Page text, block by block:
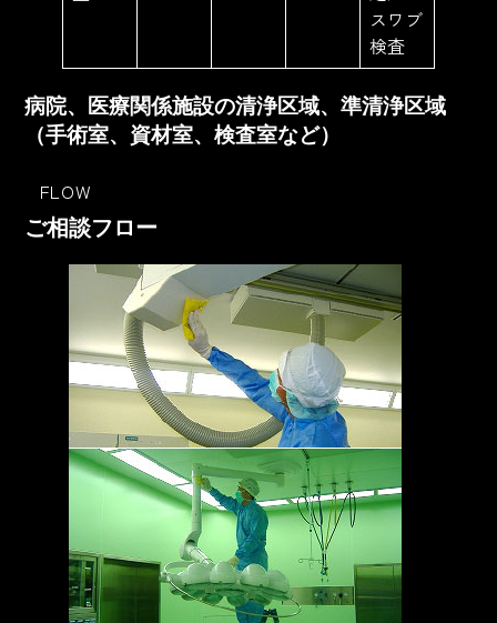
スワブ
検査
病院、医療関係施設の清浄区域、準清浄区域
（手術室、資材室、検査室など）
FLOW
ご相談フロー